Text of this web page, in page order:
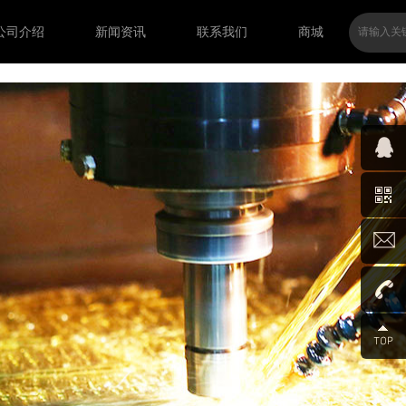
司介绍 新闻资讯 联系我们 商城